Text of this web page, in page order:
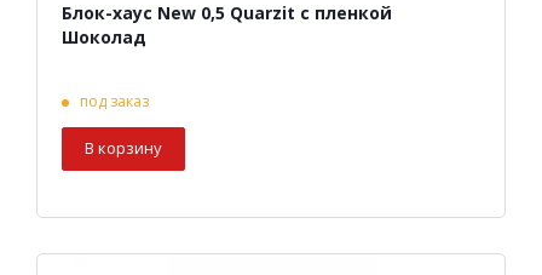
Блок-хаус New 0,5 Quarzit с пленкой
Шоколад
под заказ
В корзину